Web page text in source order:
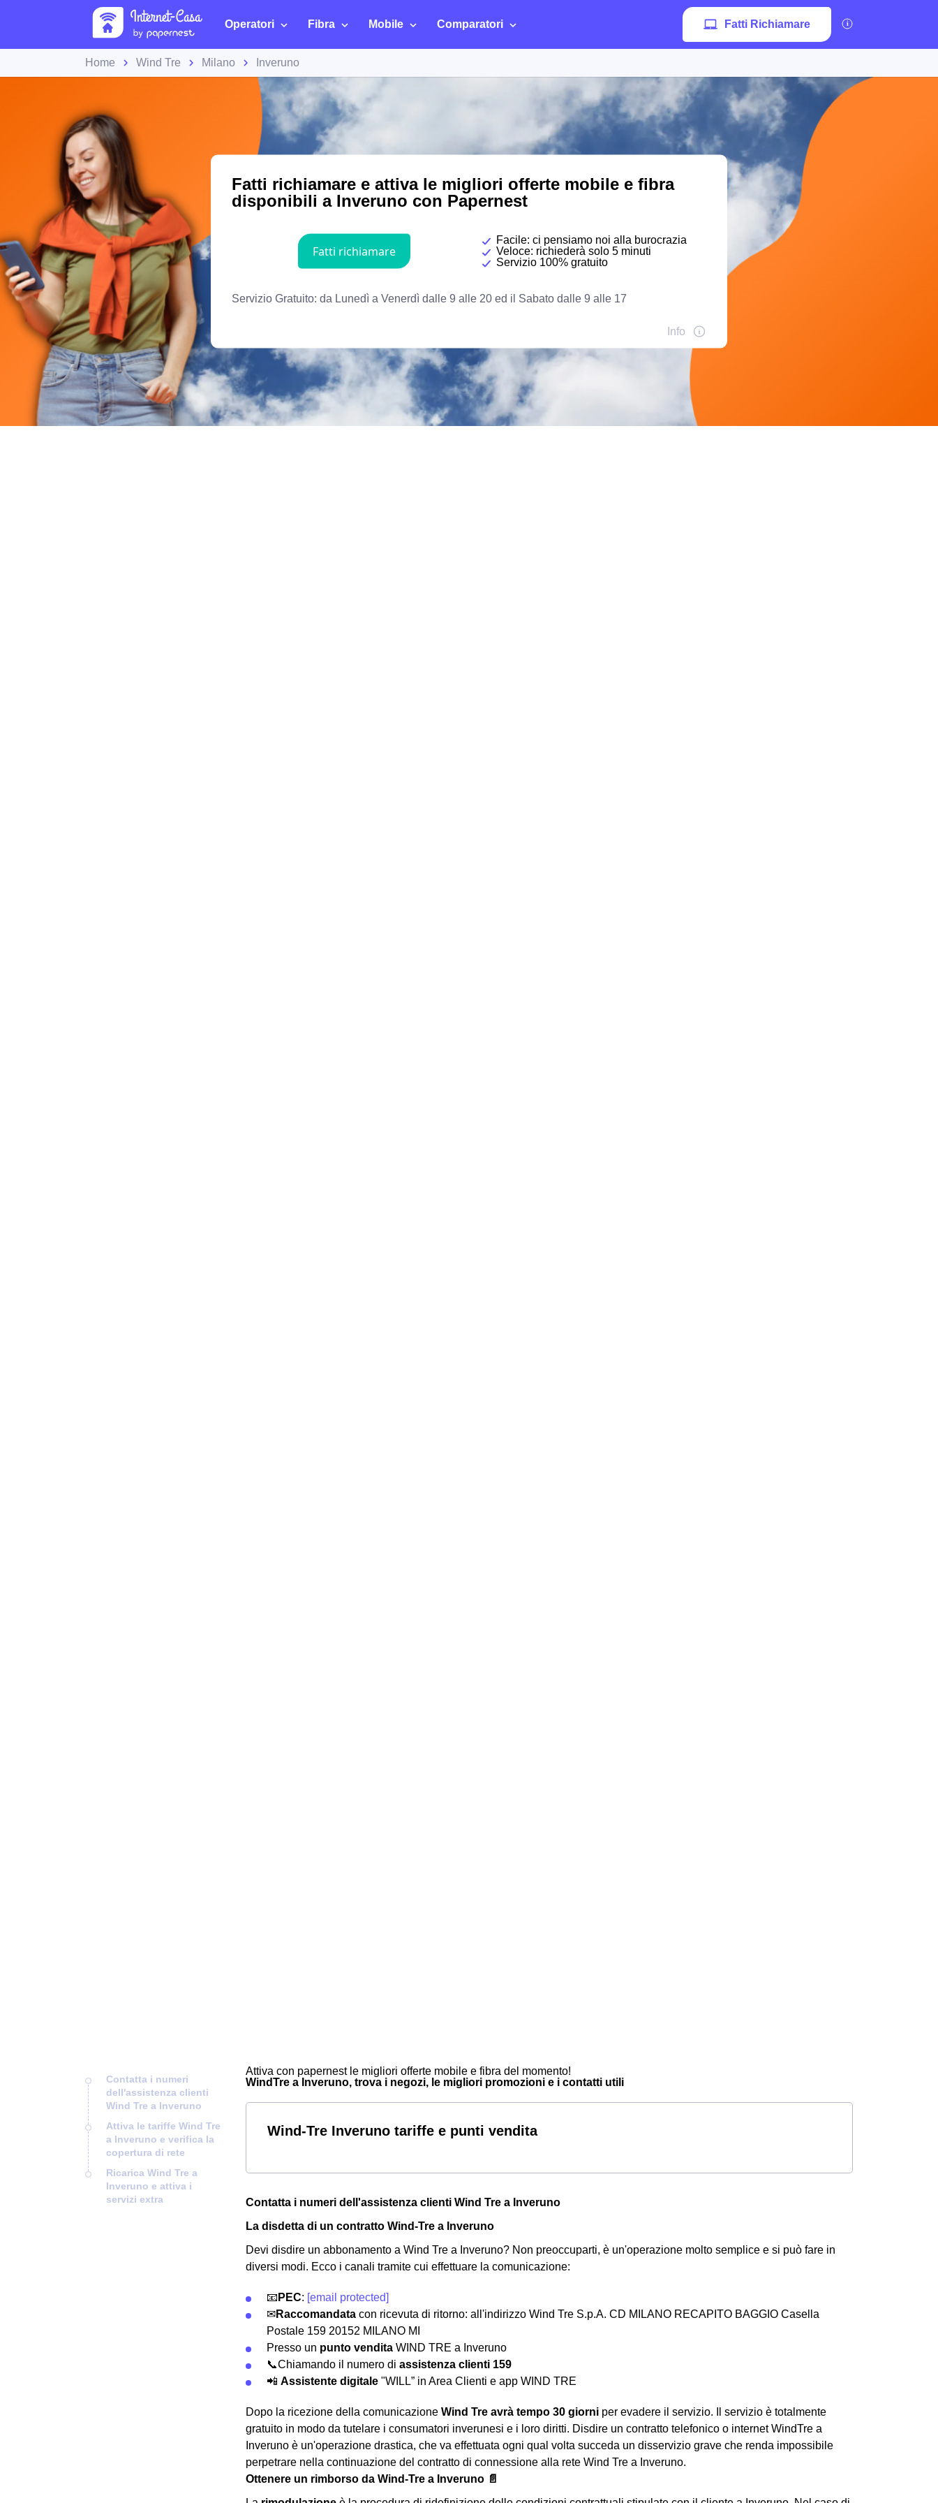
Operatori Fibra Mobile Comparatori Fatti Richiamare
Home Wind Tre Milano Inveruno
Contatta i numeri
dell'assistenza clienti
Wind Tre a Inveruno
Attiva le tariffe Wind Tre
a Inveruno e verifica la
copertura di rete
Ricarica Wind Tre a
Inveruno e attiva i
servizi extra
Attiva con papernest le migliori offerte mobile e fibra del momento!
WindTre a Inveruno, trova i negozi, le migliori promozioni e i contatti utili
Wind-Tre Inveruno tariffe e punti vendita
Contatta i numeri dell'assistenza clienti Wind Tre a Inveruno
La disdetta di un contratto Wind-Tre a Inveruno
Devi disdire un abbonamento a Wind Tre a Inveruno? Non preoccuparti, è un'operazione molto semplice e si può fare in
diversi modi. Ecco i canali tramite cui effettuare la comunicazione:
📧 PEC: [email protected]
✉Raccomandata con ricevuta di ritorno: all'indirizzo Wind Tre S.p.A. CD MILANO RECAPITO BAGGIO Casella
Postale 159 20152 MILANO MI
Presso un punto vendita WIND TRE a Inveruno
📞Chiamando il numero di assistenza clienti 159
📲 Assistente digitale "WILL” in Area Clienti e app WIND TRE
Dopo la ricezione della comunicazione Wind Tre avrà tempo 30 giorni per evadere il servizio. Il servizio è totalmente
gratuito in modo da tutelare i consumatori inverunesi e i loro diritti. Disdire un contratto telefonico o internet WindTre a
Inveruno è un'operazione drastica, che va effettuata ogni qual volta succeda un disservizio grave che renda impossibile
perpetrare nella continuazione del contratto di connessione alla rete Wind Tre a Inveruno.
Ottenere un rimborso da Wind-Tre a Inveruno 📄